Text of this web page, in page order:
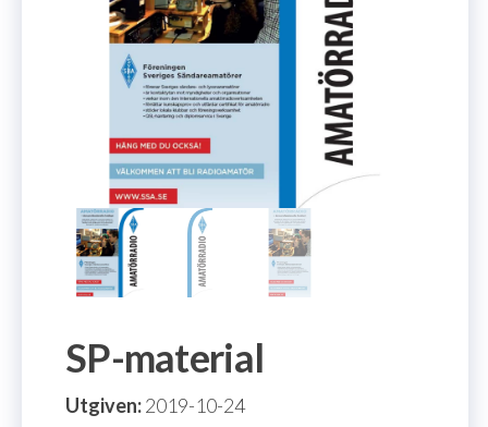
SP-material
Utgiven:2019-10-24